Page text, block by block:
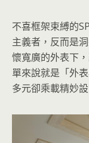
不喜框架束縛的
主義者，反而是
懷寬廣的外表下
單來說就是「外
多元卻乘載精妙